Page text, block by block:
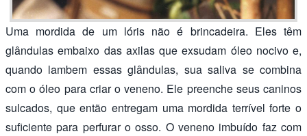
Uma mordida de um lóris não é brincadeira. Eles têm
glândulas embaixo das axilas que exsudam óleo nocivo e,
quando lambem essas glândulas, sua saliva se combina
com o óleo para criar o veneno. Ele preenche seus caninos
sulcados, que então entregam uma mordida terrível forte o
suficiente para perfurar o osso. O veneno imbuído faz com